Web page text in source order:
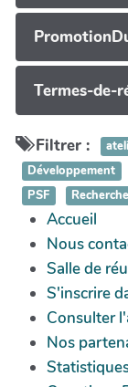
Termes-de-
Filtrer :
Développement
PSF
Recherche
Accueil
Nous
Salle de
S'inscrire
Consulter
Nos